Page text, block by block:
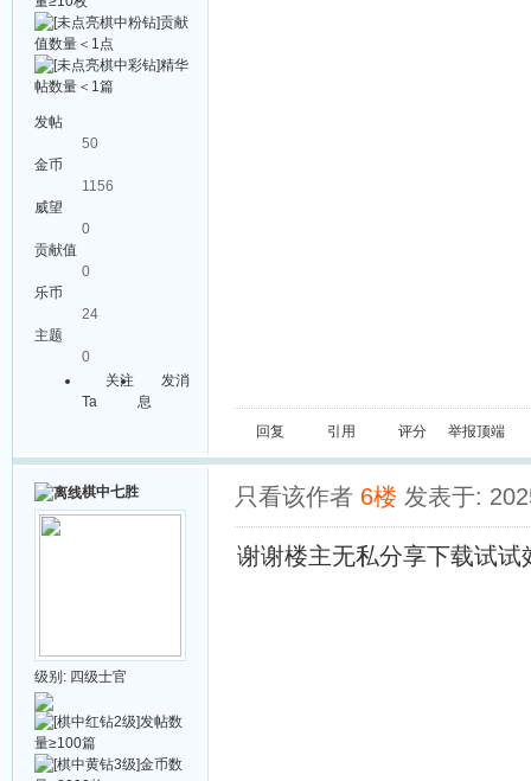
发帖
50
金币
1156
威望
0
贡献值
0
乐币
24
主题
0
关注
Ta
发消
息
回复 引用 评分 举报顶端
棋中七胜
级别: 四级士官
只看该作者 6楼 发表于:
谢谢楼主无私分享下载试试